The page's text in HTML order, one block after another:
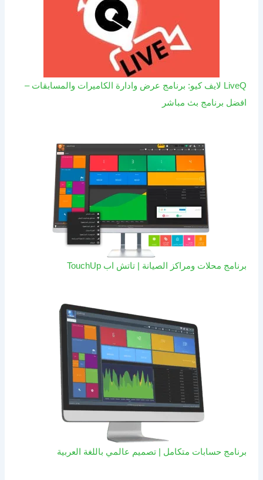
LiveQ لايف كيو: برنامج عرض وادارة الكاميرات والمسابقات –
افضل برنامج بث مباشر
برنامج محلات ومراكز الصيانة | تاتش اب TouchUp
برنامج حسابات متكامل | تصميم عالمي باللغة العربية